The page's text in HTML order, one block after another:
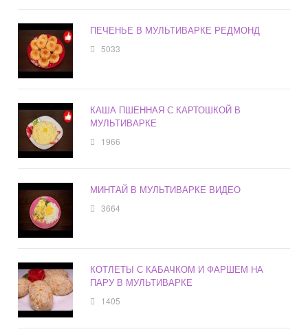
ПЕЧЕНЬЕ В МУЛЬТИВАРКЕ РЕДМОНД
5033
КАША ПШЕННАЯ С КАРТОШКОЙ В
МУЛЬТИВАРКЕ
1966
МИНТАЙ В МУЛЬТИВАРКЕ ВИДЕО
3664
КОТЛЕТЫ С КАБАЧКОМ И ФАРШЕМ НА
ПАРУ В МУЛЬТИВАРКЕ
1405